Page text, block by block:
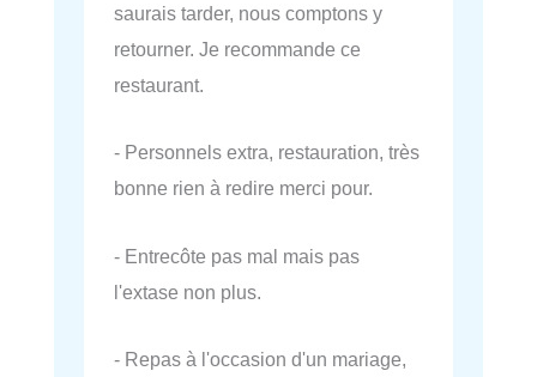
saurais tarder, nous comptons y
retourner. Je recommande ce
restaurant.
- Personnels extra, restauration, très
bonne rien à redire merci pour.
- Entrecôte pas mal mais pas
l'extase non plus.
- Repas à l'occasion d'un mariage,